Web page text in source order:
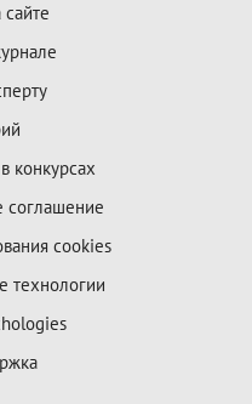
конкурсах
соглашение
cookies
технологии